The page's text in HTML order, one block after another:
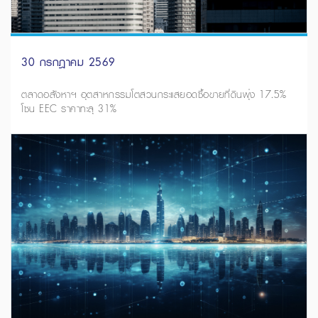
30 กรกฎาคม 2569
ตลาดอสังหาฯ อุตสาหกรรมโตสวนกระแสยอดซื้อขายที่ดินพุ่ง 17.5%
โซน EEC ราคาทะลุ 31%